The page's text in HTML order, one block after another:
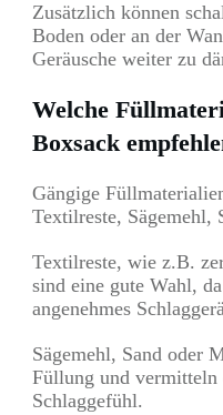
Zusätzlich können
Boden oder an der
Geräusche weiter zu
Welche
Boxsack
Gängige
Textilreste, Sägemehl,
Textilreste, wie z.B.
sind eine gute Wahl,
angenehmes
Sägemehl, Sand oder
Füllung und vermitteln
Schlaggefühl.